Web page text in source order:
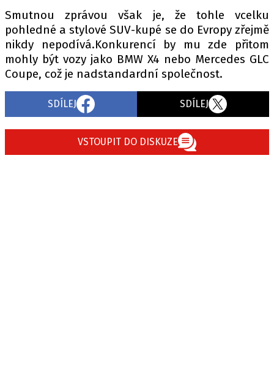
Smutnou zprávou však je, že tohle vcelku
pohledné a stylové SUV-kupé se do Evropy zřejmě
nikdy nepodívá.Konkurencí by mu zde přitom
mohly být vozy jako BMW X4 nebo Mercedes GLC
Coupe, což je nadstandardní společnost.
SDÍLEJ SDÍLEJ
VSTOUPIT DO DISKUZE